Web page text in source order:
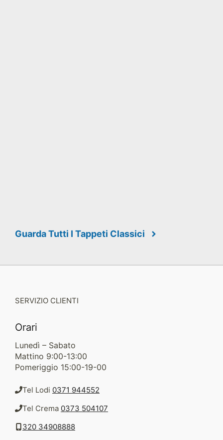
Guarda Tutti I Tappeti Classici
SERVIZIO CLIENTI
Orari
Lunedì – Sabato
Mattino 9:00-13:00
Pomeriggio 15:00-19-00
Tel Lodi 0371 944552
Tel Crema 0373 504107
320 34908888